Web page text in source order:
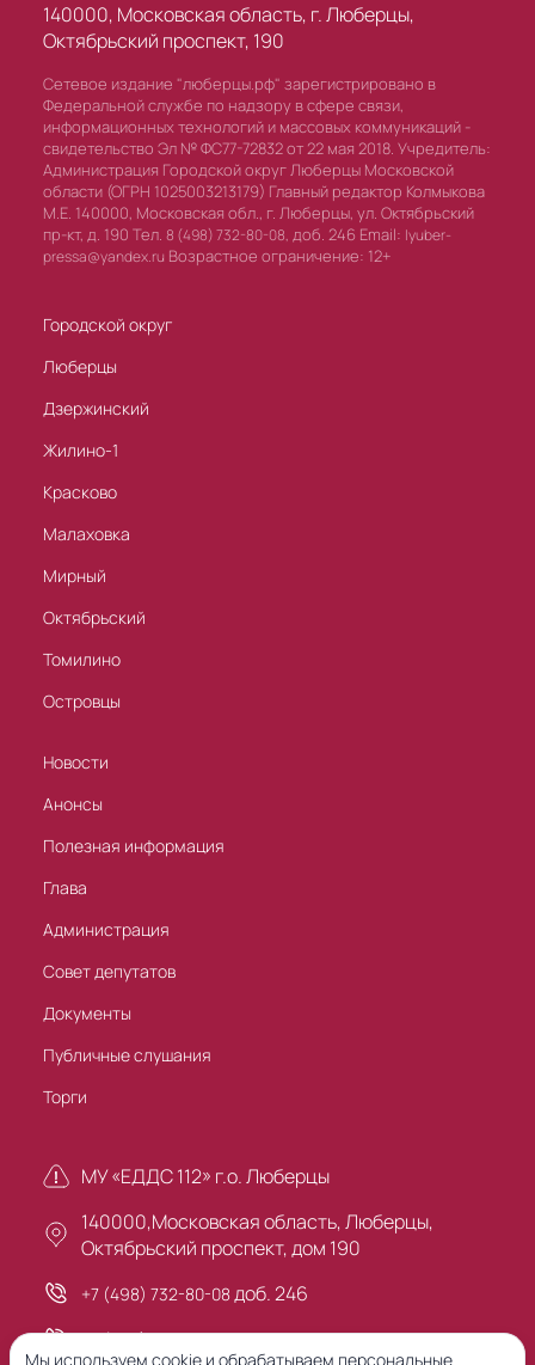
140000, Московская область, г. Люберцы,
Октябрьский проспект, 190
Сетевое издание "люберцы.рф" зарегистрировано в
Федеральной службе по надзору в сфере связи,
информационных технологий и массовых коммуникаций -
свидетельство Эл № ФС77-72832 от 22 мая 2018. Учредитель:
Администрация Городской округ Люберцы Московской
области (ОГРН 1025003213179) Главный редактор Колмыкова
М.Е. 140000, Московская обл., г. Люберцы, ул. Октябрьский
пр-кт, д. 190 Тел. 8 (498) 732-80-08, доб. 246 Email: lyuber-
pressa@yandex.ru Возрастное ограничение: 12+
Городской округ
Люберцы
Дзержинский
Жилино-1
Красково
Малаховка
Мирный
Октябрьский
Томилино
Островцы
Новости
Анонсы
Полезная информация
Глава
Администрация
Совет депутатов
Документы
Публичные слушания
Торги
МУ «ЕДДС 112» г.о. Люберцы
140000,Московская область, Люберцы,
Октябрьский проспект, дом 190
+7 (498) 732-80-08 доб. 246
+7 (495) 503-30-00
Мы используем cookie и обрабатываем персональные